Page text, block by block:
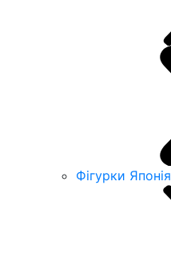
Фігурки Японія